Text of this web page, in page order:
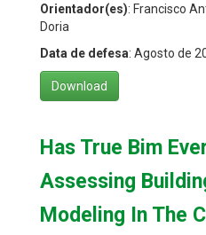
Orientador(es): Francisco
Doria
Data de defesa: Agosto de
Download
Has True Bim
Assessing
Modeling In The